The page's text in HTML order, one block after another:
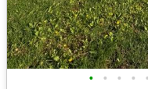
• • • • •